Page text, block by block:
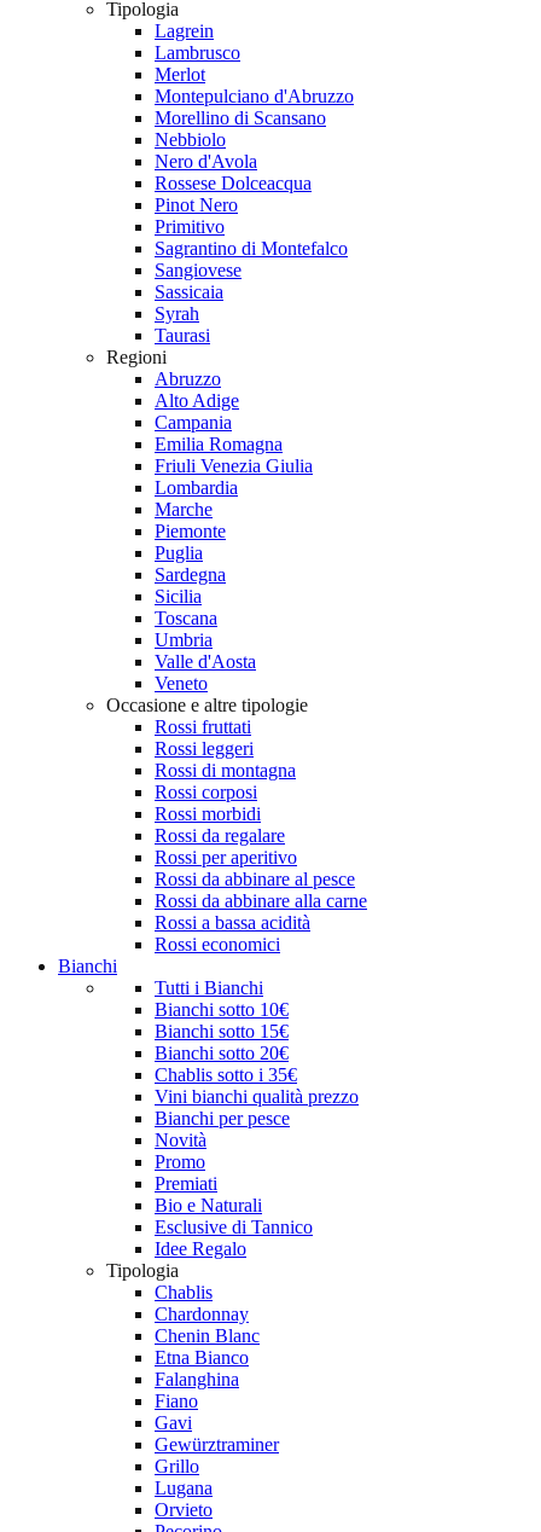
Tipologia
Lagrein
Lambrusco
Merlot
Montepulciano d'Abruzzo
Morellino di Scansano
Nebbiolo
Nero d'Avola
Rossese Dolceacqua
Pinot Nero
Primitivo
Sagrantino di Montefalco
Sangiovese
Sassicaia
Syrah
Taurasi
Regioni
Abruzzo
Alto Adige
Campania
Emilia Romagna
Friuli Venezia Giulia
Lombardia
Marche
Piemonte
Puglia
Sardegna
Sicilia
Toscana
Umbria
Valle d'Aosta
Veneto
Occasione e altre tipologie
Rossi fruttati
Rossi leggeri
Rossi di montagna
Rossi corposi
Rossi morbidi
Rossi da regalare
Rossi per aperitivo
Rossi da abbinare al pesce
Rossi da abbinare alla carne
Rossi a bassa acidità
Rossi economici
Bianchi
Tutti i Bianchi
Bianchi sotto 10€
Bianchi sotto 15€
Bianchi sotto 20€
Chablis sotto i 35€
Vini bianchi qualità prezzo
Bianchi per pesce
Novità
Promo
Premiati
Bio e Naturali
Esclusive di Tannico
Idee Regalo
Tipologia
Chablis
Chardonnay
Chenin Blanc
Etna Bianco
Falanghina
Fiano
Gavi
Gewürztraminer
Grillo
Lugana
Orvieto